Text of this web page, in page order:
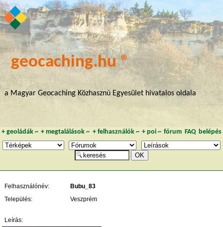
geocaching.hu ®
a Magyar Geocaching Közhasznú Egyesület hivatalos oldala
+ geoládák~ +megtalálások ~ + felhasználók~ + poi~ fórum FAQ belépés
Felhasználónév:
Bubu_83
Település:
Veszprém
Leírás: